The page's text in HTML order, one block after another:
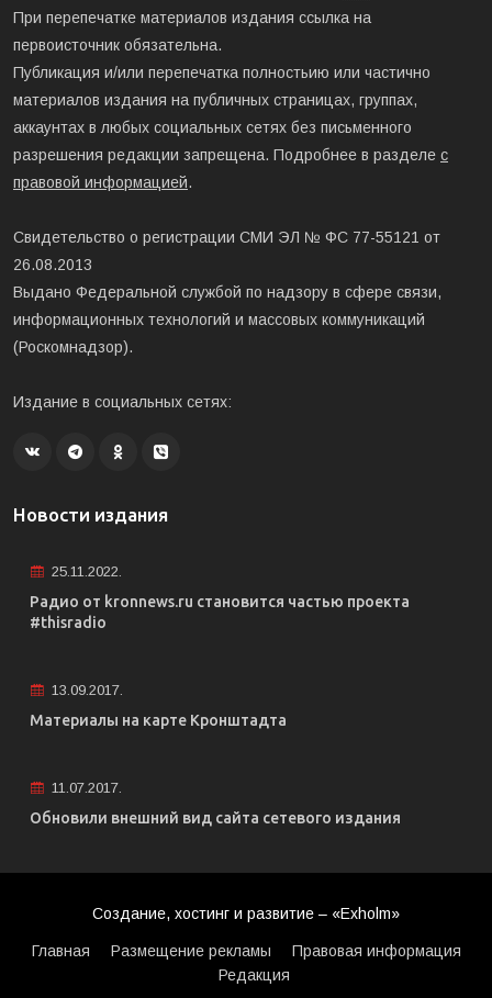
При перепечатке материалов издания ссылка на
первоисточник обязательна.
Публикация и/или перепечатка полностьию или частично
материалов издания на публичных страницах, группах,
аккаунтах в любых социальных сетях без письменного
разрешения редакции запрещена. Подробнее в разделе с
правовой информацией.
Свидетельство о регистрации СМИ ЭЛ № ФС 77-55121 от
26.08.2013
Выдано Федеральной службой по надзору в сфере связи,
информационных технологий и массовых коммуникаций
(Роскомнадзор).
Издание в социальных сетях:
Новости издания
25.11.2022.
Радио от kronnews.ru становится частью проекта
#thisradio
13.09.2017.
Материалы на карте Кронштадта
11.07.2017.
Обновили внешний вид сайта сетевого издания
Создание, хостинг и развитие – «Exholm»
Главная Размещение рекламы
Правовая информация
Редакция